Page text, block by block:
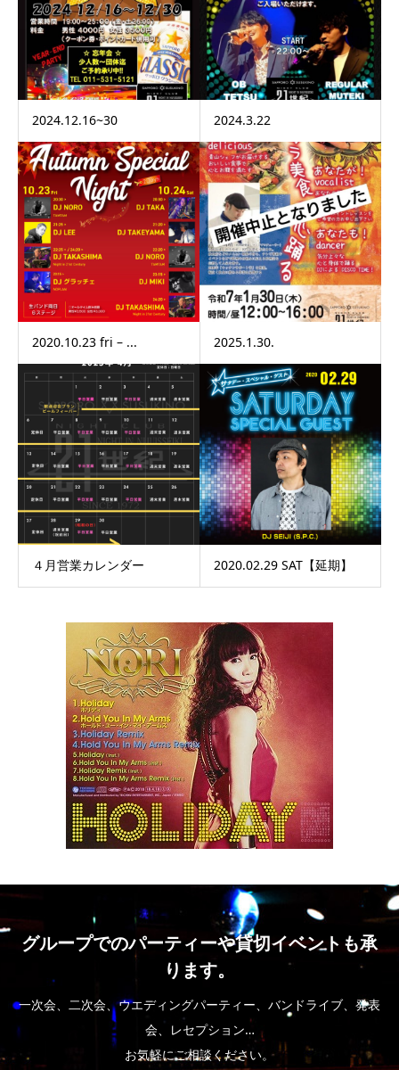
2024.12.16~30 2024.3.22
2020.10.23 fri – ... 2025.1.30.
４月営業カレンダー 2020.02.29 SAT【延期】
グループでのパーティーや貸切イベントも承
ります。
一次会、二次会、ウエディングパーティー、バンドライブ、発表
会、レセプション…
お気軽にご相談ください。